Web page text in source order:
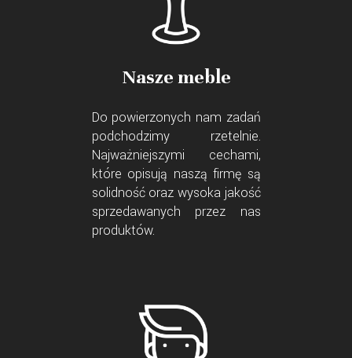
Nasze meble
Do powierzonych nam zadań
podchodzimy rzetelnie.
Najważniejszymi cechami,
które opisują naszą firmę są
solidność oraz wysoka jakość
sprzedawanych przez nas
produktów.